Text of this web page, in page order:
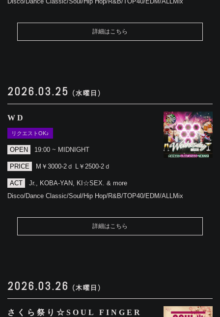
詳細はこちら
2026.03.25 (水曜日)
WD
リクエストOK♪
OPEN 19:00 ~ MIDNIGHT
PRICE M￥3000-2ｄ L￥2500-2ｄ
ACT
Jr., KOBA-YAN, KI☆SEX. & more
Disco/Dance Classic/Soul/Hip Hop/R&B/TOP40/EDM/ALLMix
詳細はこちら
2026.03.26 (木曜日)
さくら祭り☆SOUL FINGER